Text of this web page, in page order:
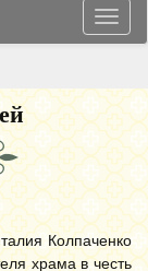
Колпаченко
храма в честь